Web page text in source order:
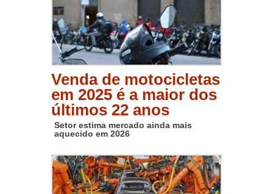
Venda de motocicletas
em 2025 é a maior dos
últimos 22 anos
Setor estima mercado ainda mais
aquecido em 2026